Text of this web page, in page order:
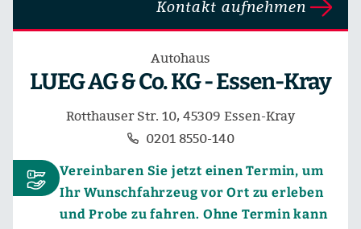
Kontakt aufnehmen
Autohaus
LUEG AG & Co. KG - Essen-Kray
Rotthauser Str. 10, 45309 Essen-Kray
0201 8550-140
Vereinbaren Sie jetzt einen Termin, um
Ihr Wunschfahrzeug vor Ort zu erleben
und Probe zu fahren. Ohne Termin kann